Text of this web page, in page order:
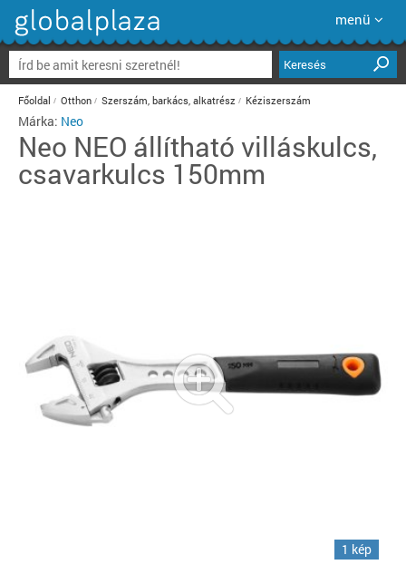
menü
Keresés
Főoldal Otthon Szerszám, barkács, alkatrész Kéziszerszám
Márka: Neo
Neo NEO állítható villáskulcs,
csavarkulcs 150mm
1 kép